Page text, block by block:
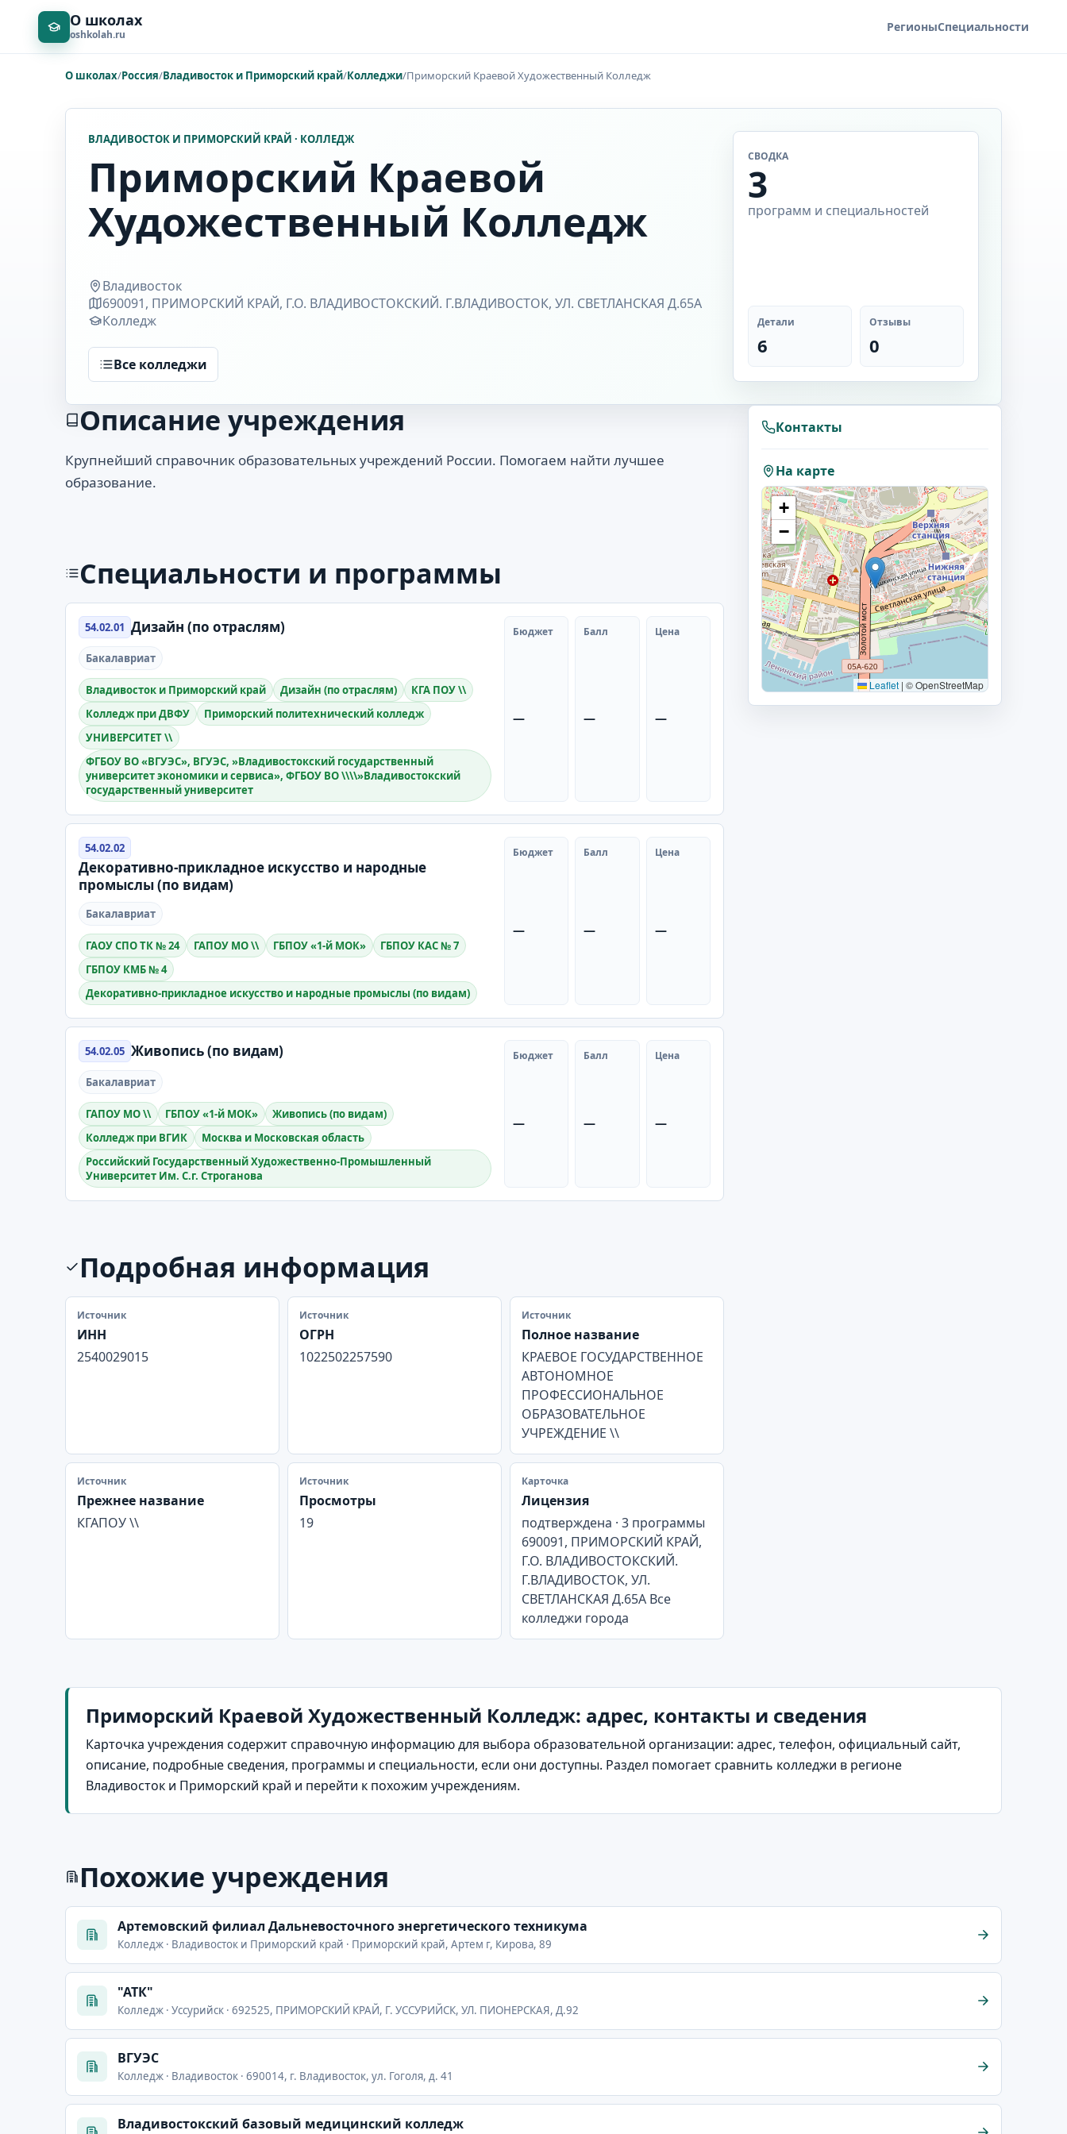
О школах
oshkolah.ru РегионыСпециальности
О школах/Россия/Владивосток и Приморский край/Колледжи/Приморский Краевой Художественный Колледж
ВЛАДИВОСТОК И ПРИМОРСКИЙ КРАЙ · КОЛЛЕДЖ
Приморский Краевой
Художественный Колледж
Владивосток
690091, ПРИМОРСКИЙ КРАЙ, Г.О. ВЛАДИВОСТОКСКИЙ. Г.ВЛАДИВОСТОК, УЛ. СВЕТЛАНСКАЯ Д.65А
Колледж
Все колледжи
СВОДКА
3
программ и специальностей
Детали
6
Отзывы
0
Описание учреждения
Крупнейший справочник образовательных учреждений России. Помогаем найти лучшее
образование.
Специальности и программы
54.02.01 Дизайн (по отраслям)
Бакалавриат
Владивосток и Приморский край Дизайн (по отраслям)
КГА ПОУ \\
Колледж при ДВФУ
Приморский политехнический колледж
УНИВЕРСИТЕТ \\
ФГБОУ ВО «ВГУЭС», ВГУЭС, »Владивостокский государственный
университет экономики и сервиса», ФГБОУ ВО \\\\»Владивостокский
государственный университет
Бюджет
—
Балл
—
Цена
—
54.02.02
Декоративно-прикладное искусство и народные
промыслы (по видам)
Бакалавриат
ГАОУ СПО ТК № 24 ГАПОУ МО \\ ГБПОУ «1-й МОК»
ГБПОУ КАС № 7
ГБПОУ КМБ № 4
Декоративно-прикладное искусство и народные промыслы (по видам)
Бюджет
—
Балл
—
Цена
—
54.02.05 Живопись (по видам)
Бакалавриат
ГАПОУ МО \\ ГБПОУ «1-й МОК»
Живопись (по видам)
Колледж при ВГИК
Москва и Московская область
Российский Государственный Художественно-Промышленный
Университет Им. С.г. Строганова
Бюджет
—
Балл
—
Цена
—
Подробная информация
Источник
ИНН
2540029015
Источник
ОГРН
1022502257590
Источник
Полное название
КРАЕВОЕ ГОСУДАРСТВЕННОЕ
АВТОНОМНОЕ
ПРОФЕССИОНАЛЬНОЕ
ОБРАЗОВАТЕЛЬНОЕ
УЧРЕЖДЕНИЕ \\
Источник
Прежнее название
КГАПОУ \\
Источник
Просмотры
19
Карточка
Лицензия
подтверждена · 3 программы
690091, ПРИМОРСКИЙ КРАЙ,
Г.О. ВЛАДИВОСТОКСКИЙ.
Г.ВЛАДИВОСТОК, УЛ.
СВЕТЛАНСКАЯ Д.65А Все
колледжи города
Контакты
На карте
+
−
Leaflet | © OpenStreetMap
Приморский Краевой Художественный Колледж: адрес, контакты и сведения
Карточка учреждения содержит справочную информацию для выбора образовательной организации: адрес, телефон, официальный сайт,
описание, подробные сведения, программы и специальности, если они доступны. Раздел помогает сравнить колледжи в регионе
Владивосток и Приморский край и перейти к похожим учреждениям.
Похожие учреждения
Артемовский филиал Дальневосточного энергетического техникума
Колледж · Владивосток и Приморский край · Приморский край, Артем г, Кирова, 89
"АТК"
Колледж · Уссурийск · 692525, ПРИМОРСКИЙ КРАЙ, Г. УССУРИЙСК, УЛ. ПИОНЕРСКАЯ, Д.92
ВГУЭС
Колледж · Владивосток · 690014, г. Владивосток, ул. Гоголя, д. 41
Владивостокский базовый медицинский колледж